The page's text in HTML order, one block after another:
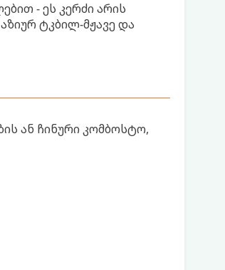
- ეს კერძი არის
ტკბილ-მჟავე და
ან ჩინური კომბოსტო,